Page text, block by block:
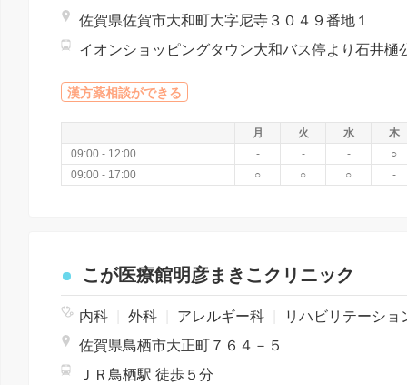
佐賀県佐賀市大和町大字尼寺３０４９番地１
漢方薬相談ができる
月 火 水
木
09:00 - 12:00
- - -
○
09:00 - 17:00
○ ○ ○ -
こが医療館明彦まきこクリニック
内科 外科 アレルギー科
リハビリテーショ
佐賀県鳥栖市大正町７６４－５
ＪＲ鳥栖駅 徒歩５分